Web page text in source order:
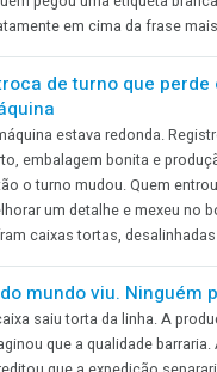
ótimo ritmo.
maratona. Um
da linha deixa
treino de
A etiqueta
melhor
Meses de
tipografia,
decidir qual
destaque. O
alguém pegou